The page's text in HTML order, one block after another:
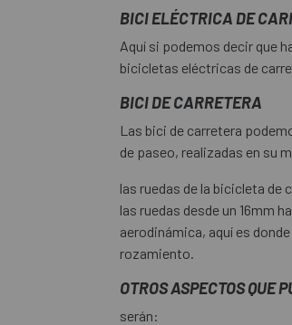
BICI ELÉCTRICA DE
Aquí si podemos decir que
bicicletas eléctricas de
BICI DE CARRETERA
Las bici de carretera
de paseo, realizadas en su
las ruedas de la bicicleta de
las ruedas desde un 16mm
aerodinámica, aquí es
rozamiento.
OTROS ASPECTOS QUE
serán: